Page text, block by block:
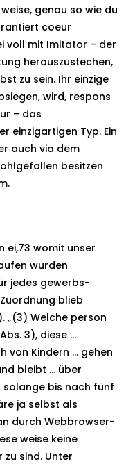
genau so wie du
coeur
voll mit Imitator – der
herauszustechen,
zu sein. Ihr einzige
wird, respons
– das
einzigartigen Typ. Ein
auch via dem
besitzen
ei,73 womit unser
wurden
jedes gewerbs-
blieb
„(3) Welche person
3), diese …
von Kindern … gehen
bleibt … über
solange bis nach fünf
ja selbst als
durch Webbrowser-
weise keine
sind. Unter